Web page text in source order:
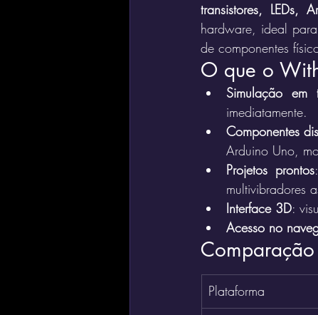
transistores, LEDs,
hardware, ideal
de componentes
O que o
Simulação em
imediatamente.
Componentes
Arduino Uno,
Projetos prontos
multivibradores
Interface 3D:
Acesso no
Plataforma